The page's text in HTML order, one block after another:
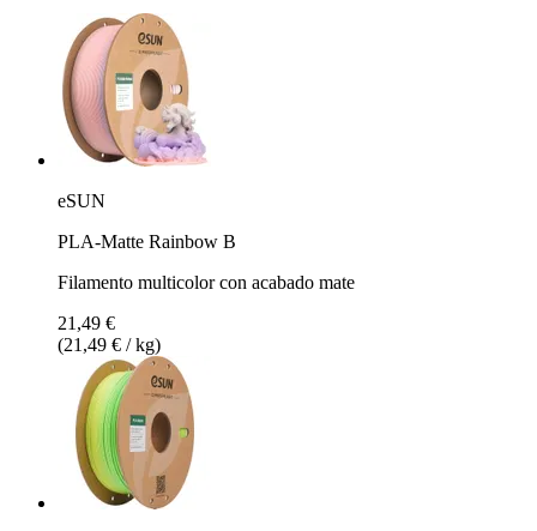
eSUN
PLA-Matte Rainbow B
Filamento multicolor con acabado mate
21,49 €
(21,49 € / kg)